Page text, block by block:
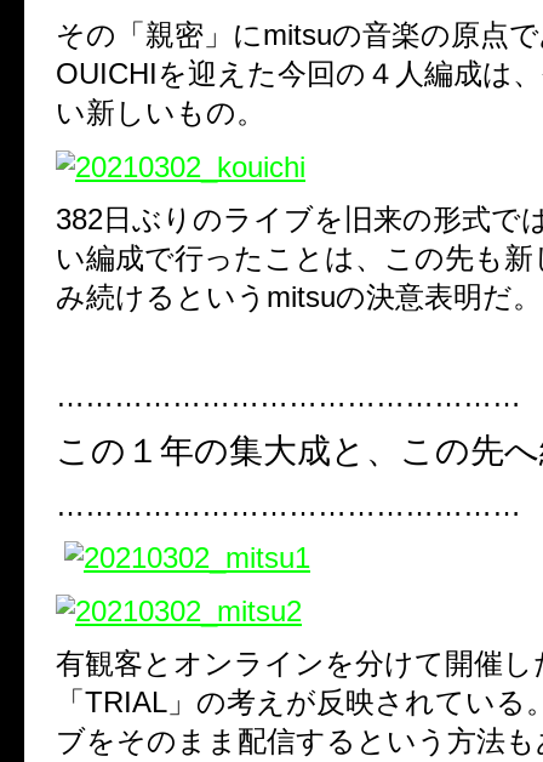
その「親密」にmitsuの音楽の原点
OUICHIを迎えた今回の４人編成は
い新しいもの。
382日ぶりのライブを旧来の形式で
い編成で行ったことは、この先も
み続けるというmitsuの決意表明だ。
…………………………………………
この１年の集大成と、この先
…………………………………………
有観客とオンラインを分けて開催
「TRIAL」の考えが反映されている
ブをそのまま配信するという方法